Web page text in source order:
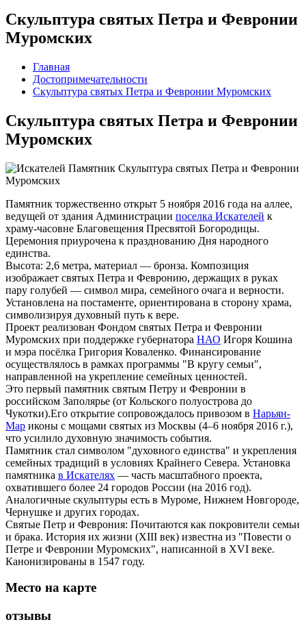
Скульптура святых Петра и Февронии
Муромских
Главная
Достопримечательности
Скульптура святых Петра и Февронии Муромских
Скульптура святых Петра и Февронии
Муромских
Памятник торжественно открыт 5 ноября 2016 года на аллее,
ведущей от здания Администрации поселка Искателей к
храму-часовне Благовещения Пресвятой Богородицы.
Церемония приурочена к празднованию Дня народного
единства.
Высота: 2,6 метра, материал — бронза. Композиция
изображает святых Петра и Февронию, держащих в руках
пару голубей — символ мира, семейного очага и верности.
Установлена на постаменте, ориентирована в сторону храма,
символизируя духовный путь к вере.
Проект реализован Фондом святых Петра и Февронии
Муромских при поддержке губернатора НАО Игоря Кошина
и мэра посёлка Григория Коваленко. Финансирование
осуществлялось в рамках программы "В кругу семьи",
направленной на укрепление семейных ценностей.
Это первый памятник святым Петру и Февронии в
российском Заполярье (от Кольского полуострова до
Чукотки).Его открытие сопровождалось привозом в Нарьян-
Мар иконы с мощами святых из Москвы (4–6 ноября 2016 г.),
что усилило духовную значимость события.
Памятник стал символом "духовного единства" и укрепления
семейных традиций в условиях Крайнего Севера. Установка
памятника в Искателях — часть масштабного проекта,
охватившего более 24 городов России (на 2016 год).
Аналогичные скульптуры есть в Муроме, Нижнем Новгороде,
Чернушке и других городах.
Святые Петр и Феврония: Почитаются как покровители семьи
и брака. История их жизни (XIII век) известна из "Повести о
Петре и Февронии Муромских", написанной в XVI веке.
Канонизированы в 1547 году.
Место на карте
отзывы